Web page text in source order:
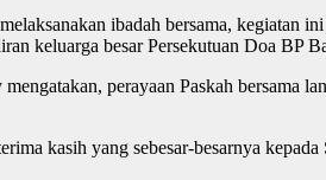
ibadah bersama, kegiatan
keluarga besar Persekutuan Doa
perayaan Paskah bersama
kasih yang sebesar-besarnya